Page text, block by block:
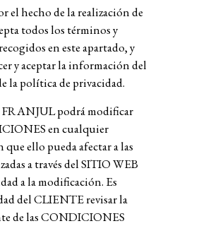
el hecho de la realización de
todos los términos y
en este apartado, y
y aceptar la información del
la política de privacidad.
podrá modificar
en cualquier
ello pueda afectar a las
a través del SITIO WEB
a la modificación. Es
del CLIENTE revisar la
de las CONDICIONES